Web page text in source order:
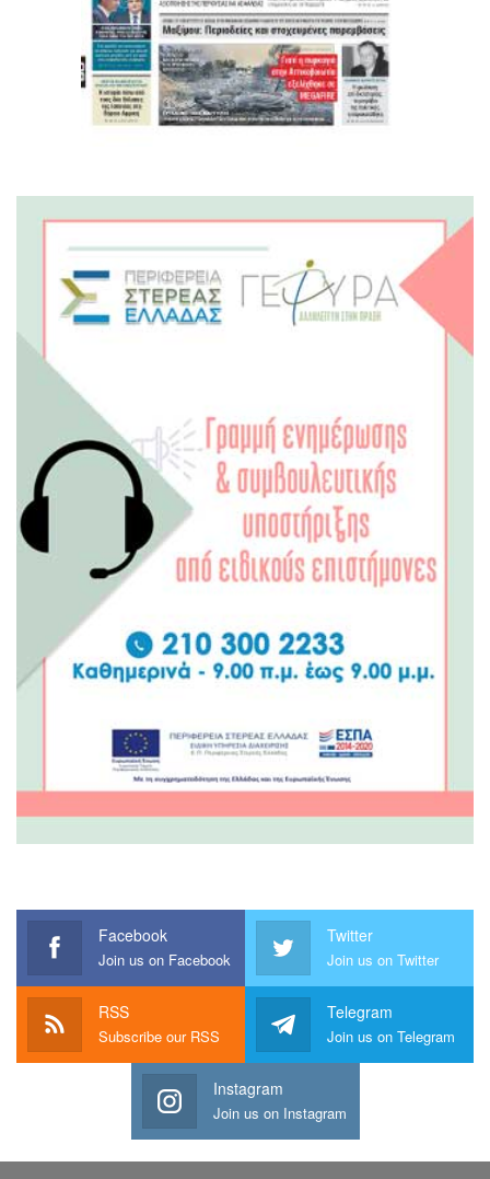
Facebook
Join us on Facebook
Twitter
Join us on Twitter
RSS
Subscribe our RSS
Telegram
Join us on Telegram
Instagram
Join us on Instagram